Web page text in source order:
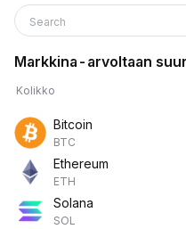
Search
Markkina-arvoltaan
Kolikko
Bitcoin
BTC
Ethereum
ETH
Solana
SOL